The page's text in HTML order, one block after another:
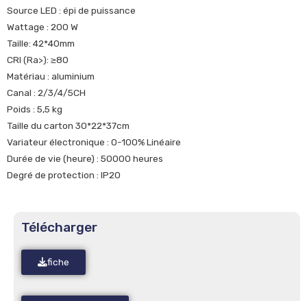
Source LED : épi de puissance
Wattage : 200 W
Taille: 42*40mm
CRI (Ra>): ≥80
Matériau : aluminium
Canal : 2/3/4/5CH
Poids : 5,5 kg
Taille du carton 30*22*37cm
Variateur électronique : 0-100% Linéaire
Durée de vie (heure) : 50000 heures
Degré de protection : IP20
Télécharger
fiche